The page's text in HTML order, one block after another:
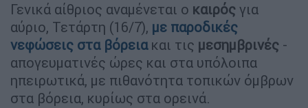
Γενικά αίθριος αναμένεται ο καιρός για
αύριο, Τετάρτη (16/7), με παροδικές
νεφώσεις στα βόρειακαι τις μεσημβρινές -
απογευματινές ώρες και στα υπόλοιπα
ηπειρωτικά, με πιθανότητα τοπικών όμβρων
στα βόρεια, κυρίως στα ορεινά.